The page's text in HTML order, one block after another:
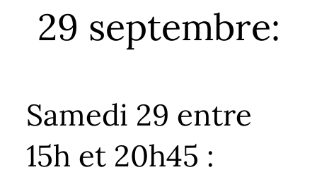
29 septembre:
Samedi 29 entre
15h et 20h45 :